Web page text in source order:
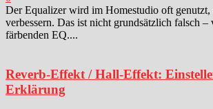
Der Equalizer wird im Homestudio oft
verbessern. Das ist nicht grundsätzlich falsch
färbenden EQ....
Reverb-Effekt / Hall-Effekt:
Erklärung